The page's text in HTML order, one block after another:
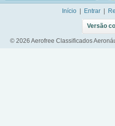
Início Entrar
Versão
© 2026 Aerofree Classificados